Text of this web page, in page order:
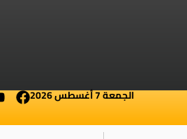
الجمعة 7 أغسطس 2026